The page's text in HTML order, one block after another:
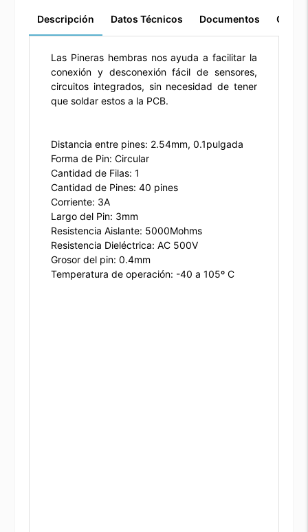
Descripción Datos Técnicos Documentos
Las Pineras hembras nos ayuda a facilitar la
conexión y desconexión fácil de sensores,
circuitos integrados, sin necesidad de tener
que soldar estos a la PCB.
Distancia entre pines: 2.54mm, 0.1pulgada
Forma de Pin: Circular
Cantidad de Filas: 1
Cantidad de Pines: 40 pines
Corriente: 3A
Largo del Pin: 3mm
Resistencia Aislante: 5000Mohms
Resistencia Dieléctrica: AC 500V
Grosor del pin: 0.4mm
Temperatura de operación: -40 a 105º C